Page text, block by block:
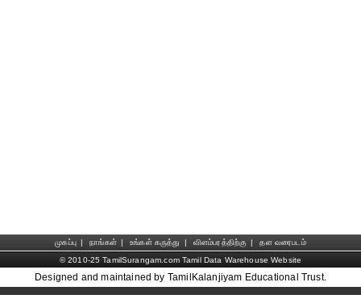
முகப்பு | நாங்கள் | உங்கள் கருத்து | விளம்பரத்திற்கு |
தள வரைபடம்
© 2010-25 TamilSurangam.com Tamil Data Warehouse Website
Designed and maintained by TamilKalanjiyam Educational Trust.